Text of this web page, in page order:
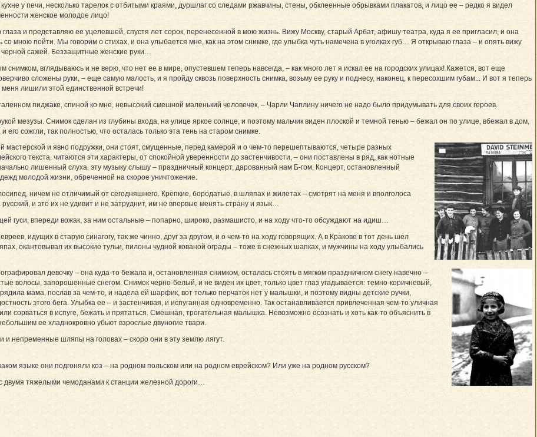
у печи, несколько тарелок с отбитыми краями, дуршлаг со следами ржавчины, стены, обклеенные обрывками плакатов, и лицо ее – редко я видел
женское молодое лицо!
и представляю ее уцелевшей, спустя лет сорок, перенесенной в мою жизнь. Вижу Москву, старый Арбат, афишу театра, куда я ее пригласил, и она
со мною пойти. Мы говорим о стихах, и она улыбается мне, как на этом снимке, где улыбка чуть намечена в уголках губ… Я открываю глаза – и опять вижу
сажей. Беззащитные женские руки…
вглядываюсь и не верю, что нет ее в мире, опустевшем теперь навсегда, – как много лет я искал ее на городских улицах! Кажется, вот еще
сложены руки, – еще самую малость, и я пройду сквозь поверхность снимка, возьму ее руку и поднесу, наконец, к пересохшим губам... И вот я теперь
лишили этой единственной встречи!
пиджаке, спиной ко мне, невысокий смешной маленький человечек, – Чарли Чаплину ничего не надо было придумывать для своих героев.
мезузы. Снимок сделан из глубины входа, на улице яркое солнце, и поэтому мальчик виден плоской и темной тенью – бежал он по улице, вбежал в дом,
его сожгли, так полностью, что осталась только эта тень на старом снимке.
и явно подружки, они стоят, смущенные, перед камерой и о чем-то перешептываются, четыре разных
текста, читаются эти характеры, от спокойной уверенности до застенчивости, – они поставлены в ряд, как нотные
лишенный слуха, эту музыку слышу – праздничный концерт, дарованный нам Б-гом, Концерт, остановленный
молодой жизни, обреченной на скорое уничтожение.
ничем не отличимый от сегодняшнего. Крепкие, бородатые, в шляпах и жилетах – смотрят на меня и вполголоса
и это их не удивит и не затруднит, им не впервые менять страну и язык…
гуси, впереди вожак, за ним остальные – попарно, широко, размашисто, и на ходу что-то обсуждают на идиш…
идущих в старую синагогу, так же чинно, друг за другом, и о чем-то на ходу говорящих. А в Кракове в тот день шел
окантовывал их высокие тульи, пилоны чудной кованой ограды – тоже в снежных шапках, и мужчины на ходу улыбались
девочку – она куда-то бежала и, остановленная снимком, осталась стоять в мягком праздничном снегу навечно –
волосы, запорошенные снегом. Снимок черно-белый, и не виден их цвет, только цвет глаз угадывается: темно-коричневый,
мама, послав за чем-то, и надела ей шарфик, вот только перчаток нет у малышки, и поэтому видны детские ручки,
этого бега. Улыбка ее – и застенчивая, и испуганная одновременно. Так останавливается привлеченная чем-то уличная
сорваться в испуге, бежать и прятаться. Смешная, трогательная малышка. Невозможно осознать и хоть как-то объяснить в
ее хладнокровно убьют взрослые двуногие твари.
непременные шляпы на головах – скоро они в эту землю лягут.
языке они подгоняли коз – на родном польском или на родном еврейском? Или уже на родном русском?
тяжелыми чемоданами к станции железной дороги…